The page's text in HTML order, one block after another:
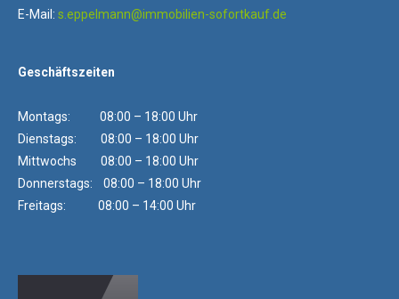
E-Mail: s.eppelmann@immobilien-sofortkauf.de
Geschäftszeiten
Montags: 08:00 – 18:00 Uhr
Dienstags: 08:00 – 18:00 Uhr
Mittwochs 08:00 – 18:00 Uhr
Donnerstags: 08:00 – 18:00 Uhr
Freitags: 08:00 – 14:00 Uhr